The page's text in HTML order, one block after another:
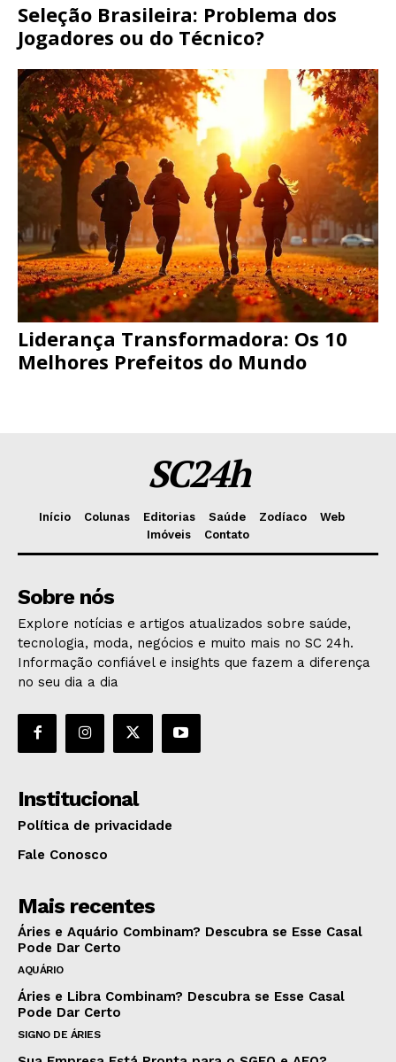
Seleção Brasileira: Problema dos
Jogadores ou do Técnico?
Liderança Transformadora: Os 10
Melhores Prefeitos do Mundo
SC24h
Início Colunas Editorias Saúde Zodíaco
Web
Imóveis
Contato
Sobre nós
Explore notícias e artigos atualizados sobre saúde,
tecnologia, moda, negócios e muito mais no SC 24h.
Informação confiável e insights que fazem a diferença
no seu dia a dia
Institucional
Política de privacidade
Fale Conosco
Mais recentes
Áries e Aquário Combinam? Descubra se Esse Casal
Pode Dar Certo
AQUÁRIO
Áries e Libra Combinam? Descubra se Esse Casal
Pode Dar Certo
SIGNO DE ÁRIES